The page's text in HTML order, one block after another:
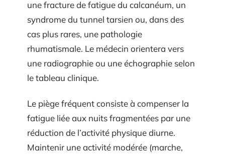
une fracture de fatigue du calcanéum, un
syndrome du tunnel tarsien ou, dans des
cas plus rares, une pathologie
rhumatismale. Le médecin orientera vers
une radiographie ou une échographie selon
le tableau clinique.
Le piège fréquent consiste à compenser la
fatigue liée aux nuits fragmentées par une
réduction de l’activité physique diurne.
Maintenir une activité modérée (marche,